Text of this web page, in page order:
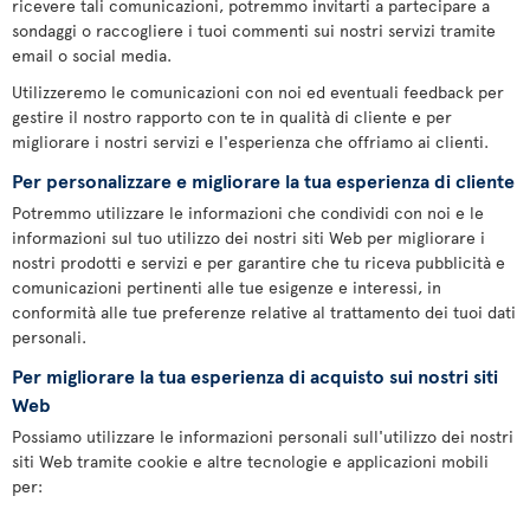
ricevere tali comunicazioni, potremmo invitarti a partecipare a
sondaggi o raccogliere i tuoi commenti sui nostri servizi tramite
email o social media.
Utilizzeremo le comunicazioni con noi ed eventuali feedback per
gestire il nostro rapporto con te in qualità di cliente e per
migliorare i nostri servizi e l'esperienza che offriamo ai clienti.
Per personalizzare e migliorare la tua esperienza di cliente
Potremmo utilizzare le informazioni che condividi con noi e le
informazioni sul tuo utilizzo dei nostri siti Web per migliorare i
nostri prodotti e servizi e per garantire che tu riceva pubblicità e
comunicazioni pertinenti alle tue esigenze e interessi, in
conformità alle tue preferenze relative al trattamento dei tuoi dati
personali.
Per migliorare la tua esperienza di acquisto sui nostri siti
Web
Possiamo utilizzare le informazioni personali sull'utilizzo dei nostri
siti Web tramite cookie e altre tecnologie e applicazioni mobili
per: